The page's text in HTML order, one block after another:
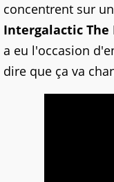
concentrent sur
Intergalactic
a eu l'occasion
dire que ça va